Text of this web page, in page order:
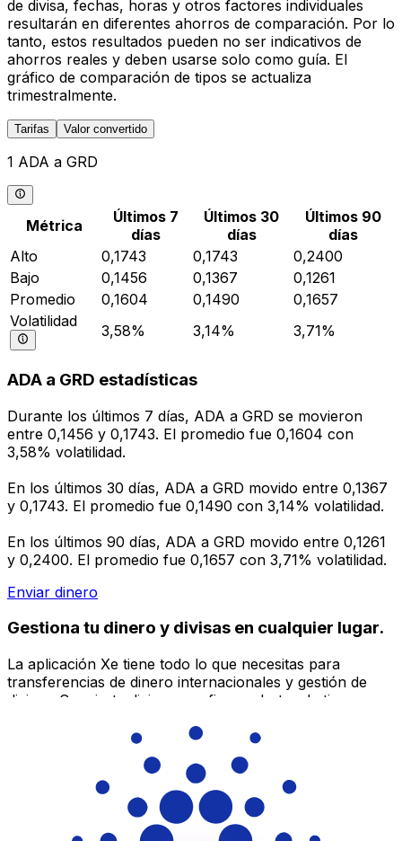
de divisa, fechas, horas y otros factores individuales
resultarán en diferentes ahorros de comparación. Por lo
tanto, estos resultados pueden no ser indicativos de
ahorros reales y deben usarse solo como guía. El
gráfico de comparación de tipos se actualiza
trimestralmente.
Tarifas Valor convertido
1 ADA a GRD
Métrica
Últimos 7
días
Últimos 30
días
Últimos 90
días
Alto
0,1743 0,1743
0,2400
Bajo
0,1456 0,1367
0,1261
Promedio
0,1604 0,1490
0,1657
Volatilidad
3,58% 3,14% 3,71%
ADA a GRD estadísticas
Durante los últimos 7 días, ADA a GRD se movieron
entre 0,1456 y 0,1743. El promedio fue 0,1604 con
3,58% volatilidad.
En los últimos 30 días, ADA a GRD movido entre 0,1367
y 0,1743. El promedio fue 0,1490 con 3,14% volatilidad.
En los últimos 90 días, ADA a GRD movido entre 0,1261
y 0,2400. El promedio fue 0,1657 con 3,71% volatilidad.
Enviar dinero
Gestiona tu dinero y divisas en cualquier lugar.
La aplicación Xe tiene todo lo que necesitas para
transferencias de dinero internacionales y gestión de
divisas. Convierte divisas, configura alertas de tipos y